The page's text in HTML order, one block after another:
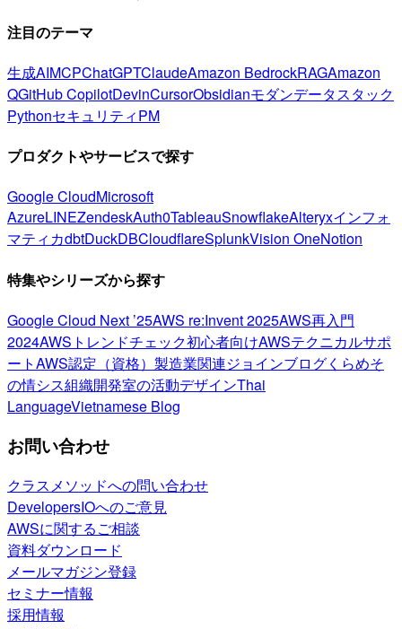
注目のテーマ
生成AIMCPChatGPTClaudeAmazon BedrockRAGAmazon
QGitHub CopilotDevinCursorObsidianモダンデータスタック
PythonセキュリティPM
プロダクトやサービスで探す
Google CloudMicrosoft
AzureLINEZendeskAuth0TableauSnowflakeAlteryxインフォ
マティカdbtDuckDBCloudflareSplunkVision OneNotion
特集やシリーズから探す
Google Cloud Next ’25AWS re:Invent 2025AWS再入門
2024AWSトレンドチェック初心者向けAWSテクニカルサポ
ートAWS認定（資格） 製造業関連ジョインブログくらめそ
の情シス組織開発室の活動デザインThai
LanguageVietnamese Blog
お問い合わせ
クラスメソッドへの問い合わせ
DevelopersIOへのご意見
AWSに関するご相談
資料ダウンロード
メールマガジン登録
セミナー情報
採用情報